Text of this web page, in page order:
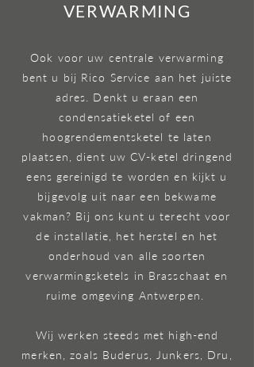
VERWARMING
Ook voor uw centrale verwarming
bent u bij Rico Service aan het juiste
adres. Denkt u eraan een
condensatieketel of een
hoogrendementsketel te laten
plaatsen, dient uw CV-ketel dringend
eens gereinigd te worden en kijkt u
bijgevolg uit naar een bekwame
vakman? Bij ons kunt u terecht voor
de installatie, het herstel en het
onderhoud van alle soorten
verwarmingsketels in Brasschaat en
ruime omgeving Antwerpen.
Wij werken steeds met high-end
merken, zoals Buderus, Junkers, Dru,